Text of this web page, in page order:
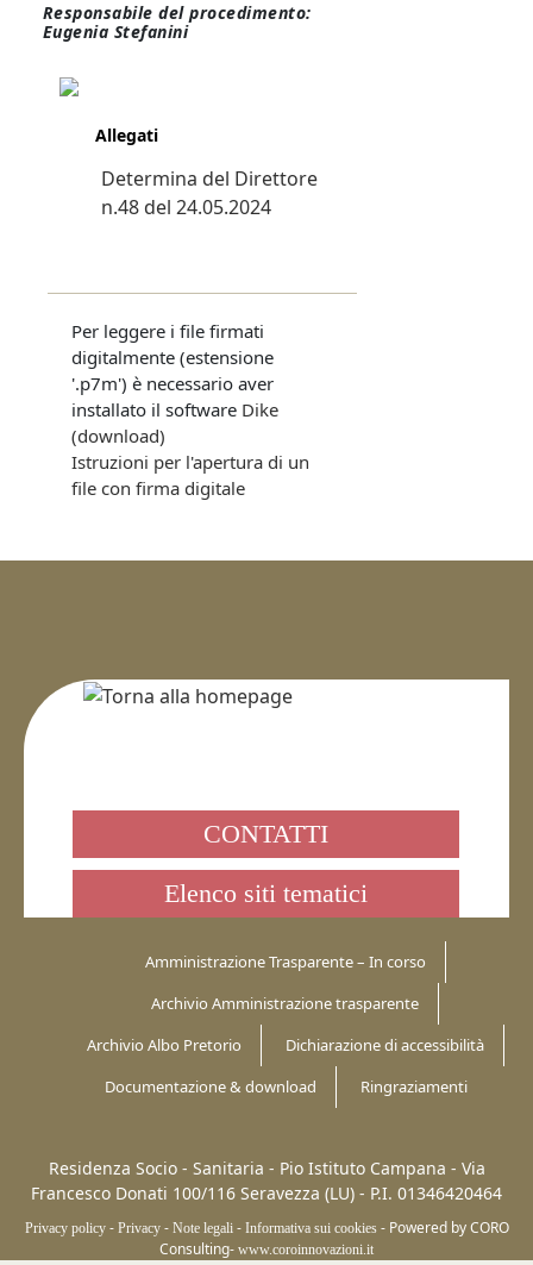
Responsabile del procedimento:
Eugenia Stefanini
Allegati
Determina del Direttore
n.48 del 24.05.2024
Per leggere i file firmati
digitalmente (estensione
'.p7m') è necessario aver
installato il software Dike
(download)
Istruzioni per l'apertura di un
file con firma digitale
CONTATTI
Elenco siti tematici
Amministrazione Trasparente – In corso
Archivio Amministrazione trasparente
Archivio Albo Pretorio
Dichiarazione di accessibilità
Documentazione & download
Ringraziamenti
Residenza Socio - Sanitaria - Pio Istituto Campana - Via
Francesco Donati 100/116 Seravezza (LU) - P.I. 01346420464
Privacy policy- Privacy- Note legali- Informativa sui cookies- Powered by CORO
Consulting- www.coroinnovazioni.it